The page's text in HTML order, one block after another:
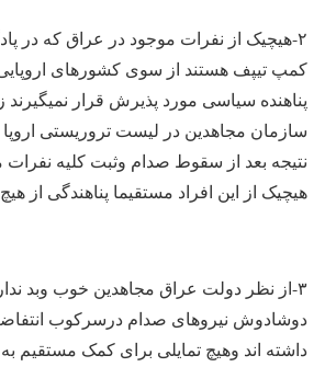
۲-هیچیک از نفرات موجود در عراق که در
کمپ تیپف هستند از سوی کشورهای اروپایی
پناهنده سیاسی مورد پذیرش قرار
سازمان مجاهدین در لیست تروریستی اروپا
نتیجه بعد از سقوط صدام وثبت کلیه نفرات
هیچیک از این افراد مستقیما پناهندگی از
۳-از نظر دولت عراق مجاهدین خوب وبد
دوشادوش نیروهای صدام درسرکوب
داشته اند وهیچ تمایلی برای کمک مستقیم به